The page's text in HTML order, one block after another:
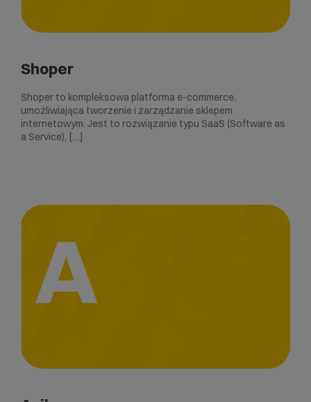
Shoper
Shoper to kompleksowa platforma e-commerce,
umożliwiająca tworzenie i zarządzanie sklepem
internetowym. Jest to rozwiązanie typu SaaS (Software as
a Service), […]
A